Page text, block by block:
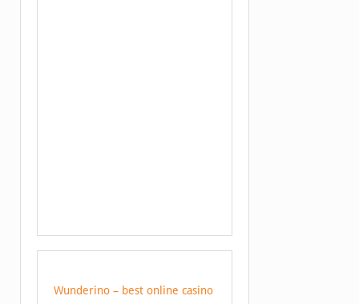
Wunderino – best online casino